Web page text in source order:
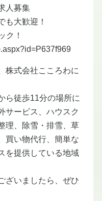
人募集
も大歓迎！
ク！
株式会社こころわに
ら徒歩11分の場所に
サービス、ハウスク
理、除雪・排雪、草
買い物代行、簡単な
を提供している地域
ざいましたら、ぜひ